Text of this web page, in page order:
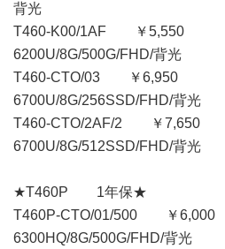
背光
T460-K00/1AF ￥
6200U/8G/500G/FHD/背光
T460-CTO/03 ￥6,950
6700U/8G/256SSD/FHD/背光
T460-CTO/2AF/2 ￥
6700U/8G/512SSD/FHD/背光
★T460P 1年保★
T460P-CTO/01/500 ￥
6300HQ/8G/500G/FHD/背光